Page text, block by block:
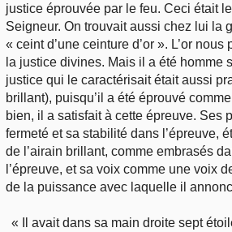
justice éprouvée par le feu. Ceci était
Seigneur. On trouvait aussi chez lui la
« ceint d’une ceinture d’or ». L’or
la justice divines. Mais il a été homme
justice qui le caractérisait était aussi
brillant), puisqu’il a été éprouvé
bien, il a satisfait à cette épreuve. Ses
fermeté et sa stabilité dans l’épreuve,
de l’airain brillant, comme embrasés
l’épreuve, et sa voix comme une voix
de la puissance avec laquelle il
« Il avait dans sa main droite sept